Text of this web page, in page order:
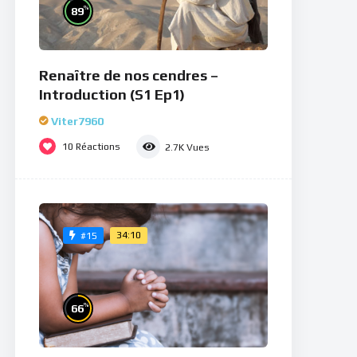
89%
Renaître de nos cendres –
Introduction (S1 Ep1)
Viter7960
10 Réactions 2.7K Vues
#15 34:10
66%